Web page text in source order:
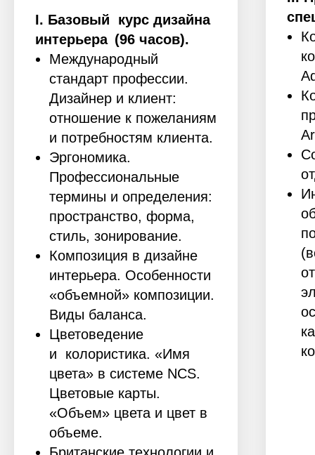
I. Базовый курс дизайна
интерьера (96 часов).
Международный
стандарт профессии.
Дизайнер и клиент:
отношение к пожеланиям
и потребностям клиента.
Эргономика.
Профессиональные
термины и определения:
пространство, форма,
стиль, зонирование.
Композиция в дизайне
интерьера. Особенности
«объемной» композиции.
Виды баланса.
Цветоведение
и колористика. «Имя
цвета» в системе NCS.
Цветовые карты.
«Объем» цвета и цвет в
объеме.